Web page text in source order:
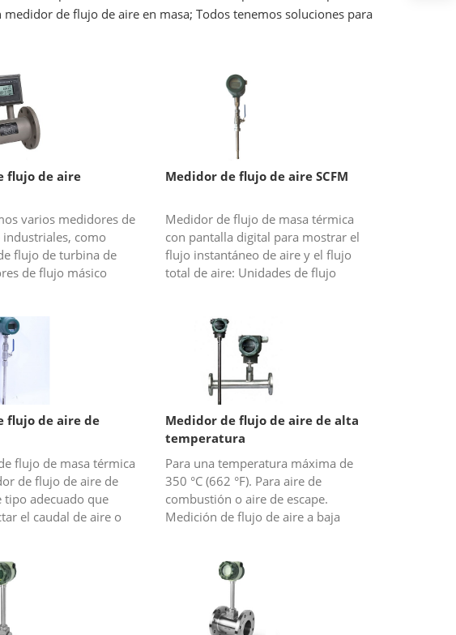
de flujo de aire en masa; Todos tenemos soluciones para
flujo de aire
varios medidores de
como
flujo de turbina de
de flujo másico
Medidor de flujo de aire SCFM
Medidor de flujo de masa térmica
con pantalla digital para mostrar el
flujo instantáneo de aire y el flujo
total de aire: Unidades de flujo
flujo de aire de
flujo de masa térmica
de flujo de aire de
tipo adecuado que
el caudal de aire o
Medidor de flujo de aire de alta
temperatura
Para una temperatura máxima de
350 °C (662 °F). Para aire de
combustión o aire de escape.
Medición de flujo de aire a baja